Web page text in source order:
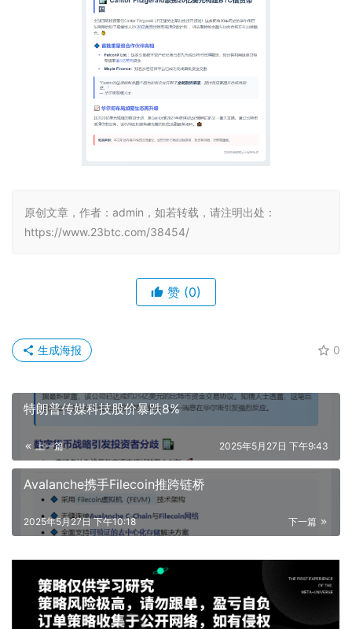
原创文章，作者：admin，如若转载，请注明出处：
https://www.23btc.com/38454/
赞 (0)
0
生成海报
特朗普传媒科技股价暴跌8%
上一篇 2025年5月27日 下午9:43
Avalanche携手Filecoin推跨链桥
下一篇
2025年5月27日 下午10:18